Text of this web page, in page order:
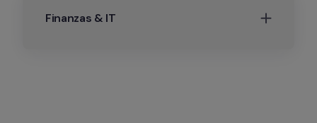
Finanzas & IT